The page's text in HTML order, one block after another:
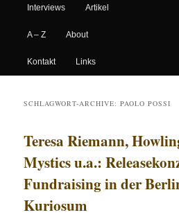
Interviews Artikel
A – Z About
Kontakt Links
SCHLAGWORT-ARCHIVE:PAOLO POSSI
Teresa Riemann,
Mystics u.a.:
Fundraising in der
Kuriosum